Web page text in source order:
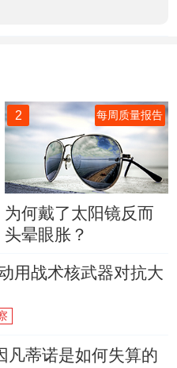
2 每周质量报告
为何戴了太阳镜反而
头晕眼胀？
用战术核武器对抗大
凡蒂诺是如何失算的